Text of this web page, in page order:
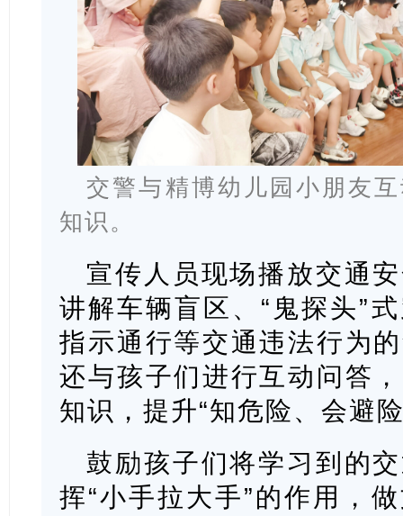
交警与精博幼儿园小朋友
知识。
宣传人员现场播放交通
讲解车辆盲区、“鬼探头”
指示通行等交通违法行为
还与孩子们进行互动问答
知识，提升“知危险、会避
鼓励孩子们将学习到的
挥“小手拉大手”的作用，